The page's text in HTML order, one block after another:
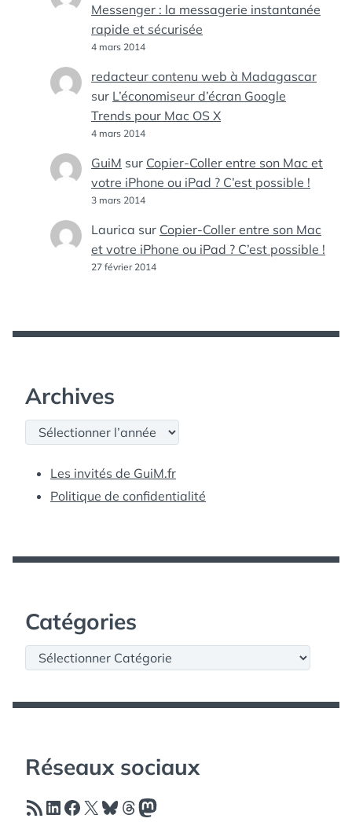
Messenger : la messagerie instantanée
rapide et sécurisée
4 mars 2014
redacteur contenu web à Madagascar
sur L’économiseur d’écran Google
Trends pour Mac OS X
4 mars 2014
GuiM sur Copier-Coller entre son Mac et
votre iPhone ou iPad ? C’est possible !
3 mars 2014
Laurica sur Copier-Coller entre son Mac
et votre iPhone ou iPad ? C’est possible !
27 février 2014
Archives
Archives
Les invités de GuiM.fr
Politique de confidentialité
Catégories
Catégories
Réseaux sociaux
Flux RSSLinkedIn
Facebook
X Bluesky
Threads
Mastodon